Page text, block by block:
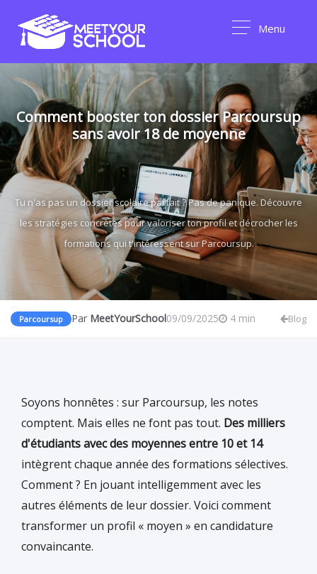
Menu
Comment booster ton dossier Parcoursup
sans avoir 18 de moyenne
Tu n'as pas un dossier scolaire parfait ? Pas de panique. Découvre
les stratégies concrètes pour valoriser ton profil et décrocher les
formations qui t'intéressent sur Parcoursup.
Parcoursup Par MeetYourSchool09/09/2025 4 min Blog
Soyons honnêtes : sur Parcoursup, les notes
comptent. Mais elles ne font pas tout. Des milliers
d'étudiants avec des moyennes entre 10 et 14
intègrent chaque année des formations sélectives.
Comment ? En jouant intelligemment avec les
autres éléments de leur dossier. Voici comment
transformer un profil « moyen » en candidature
convaincante.